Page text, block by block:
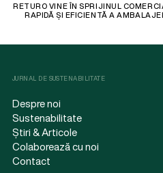
RETURO VINE ÎN SPRIJINUL
RAPIDĂ ȘI EFICIENTĂ A
JURNAL DE SUSTENABILITATE
Despre noi
Sustenabilitate
Știri & Articole
Colaborează cu noi
Contact